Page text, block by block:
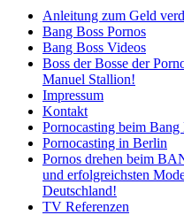
Anleitung zum Geld
Bang Boss Pornos
Bang Boss Videos
Boss der Bosse der
Manuel Stallion!
Impressum
Kontakt
Pornocasting beim
Pornocasting in Berlin
Pornos drehen beim
und erfolgreichsten
Deutschland!
TV Referenzen